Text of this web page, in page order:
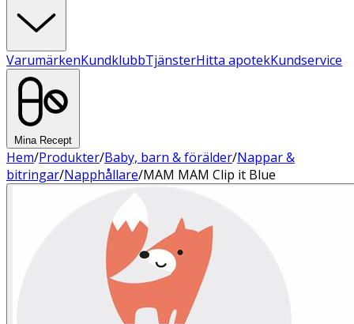
VarumärkenKundklubbTjänsterHitta apotekKundservice
Mina Recept
Hem/Produkter/Baby, barn & förälder/Nappar &
bitringar/Napphållare/MAM MAM Clip it Blue